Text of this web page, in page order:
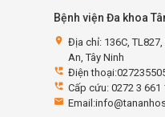
Bệnh viện Đa khoa
location_on Địa chỉ: 136C,
An, Tây Ninh
perm_phone_msg Điện
perm_phone_msg Cấp cứu: 0272 3 661
email